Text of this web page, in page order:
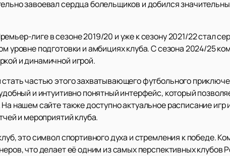
завоевал сердца болельщиков и добился
лиге в сезоне 2019/20 и уже к сезону 2021/22 стал
уровне подготовки и амбициях клуба. С сезона 2024/25
и динамичной игрой.
частью этого захватывающего футбольного
и интуитивно понятный интерфейс, который
нашем сайте также доступно актуальное расписание
и мероприятий клуба.
это символ спортивного духа и стремления к победе.
что делает её одним из самых перспективных клубов